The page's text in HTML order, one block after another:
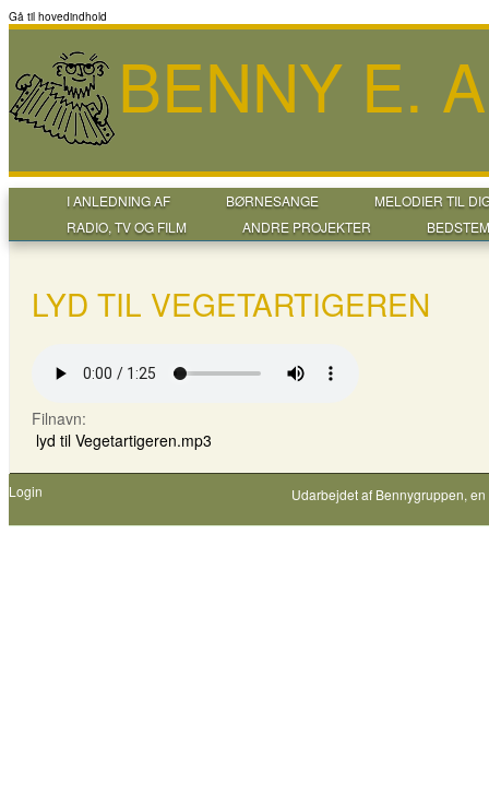
Gå til hovedindhold
BENNY E.
I ANLEDNING AF BØRNESANGE
MELODIER TIL
RADIO, TV OG FILM
ANDRE PROJEKTER
LYD TIL VEGETARTIGEREN
Filnavn:
lyd til Vegetartigeren.mp3
Login Udarbejdet af Bennygruppen,